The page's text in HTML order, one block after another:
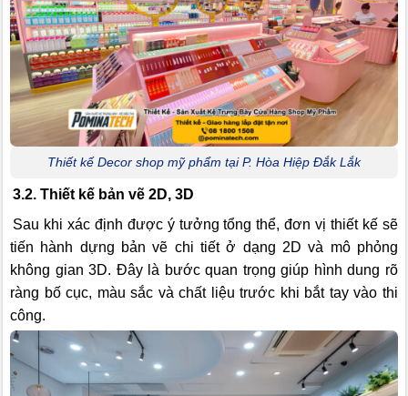
Thiết kế Decor shop mỹ phẩm tại P. Hòa Hiệp Đắk Lắk
3.2. Thiết kế bản vẽ 2D, 3D
Sau khi xác định được ý tưởng tổng thể, đơn vị thiết kế sẽ
tiến hành dựng bản vẽ chi tiết ở dạng 2D và mô phỏng
không gian 3D. Đây là bước quan trọng giúp hình dung rõ
ràng bố cục, màu sắc và chất liệu trước khi bắt tay vào thi
công.